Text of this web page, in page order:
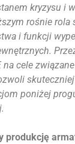
kryzysu i
rośnie rola
i funkcji
na cele
poniżej
produkcję